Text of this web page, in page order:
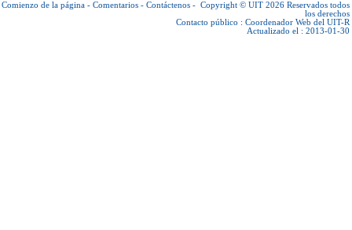
Comienzo de la página - Comentarios - Contáctenos - Copyright © UIT 2026 Reservados todos
los derechos
Contacto público : Coordenador Web del UIT-R
Actualizado el : 2013-01-30